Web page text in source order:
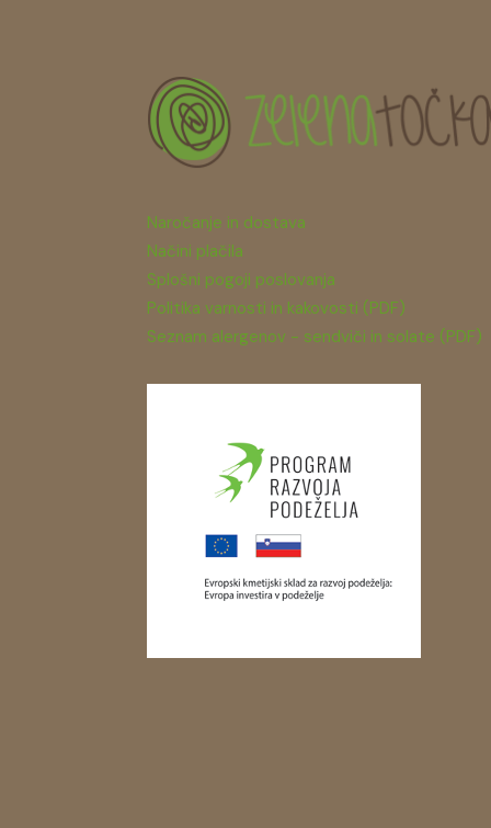
Naročanje in dostava
Načini plačila
Splošni pogoji poslovanja
Politika varnosti in kakovosti (PDF)
Seznam alergenov - sendviči in solate (PDF)